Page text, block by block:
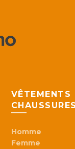
VÊTEMENTS
CHAUSSURES
Homme
Femme